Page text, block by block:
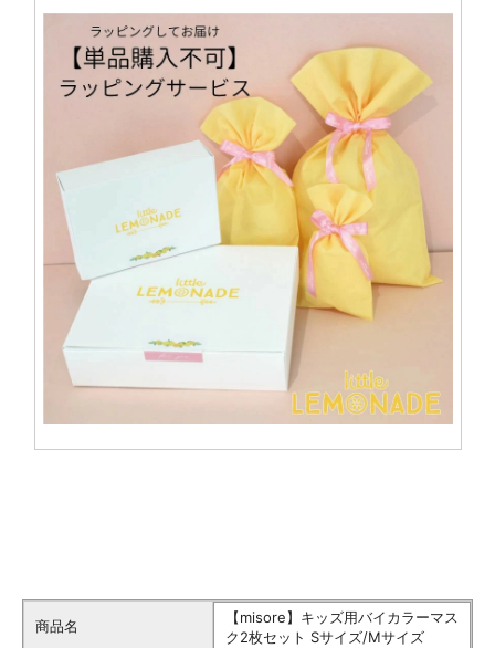
商品名
【misore】キッズ用バイカラーマス
ク2枚セット Sサイズ/Mサイズ